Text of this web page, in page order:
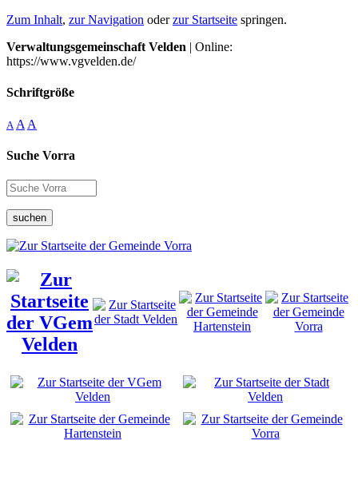
Zum Inhalt, zur Navigation oderzur Startseite springen.
Verwaltungsgemeinschaft Velden | Online:
https://www.vgvelden.de/
Schriftgröße
A A A
Suche Vorra
suchen